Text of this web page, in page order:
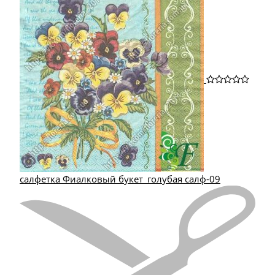
салфетка Фиалковый букет_голубая салф-09